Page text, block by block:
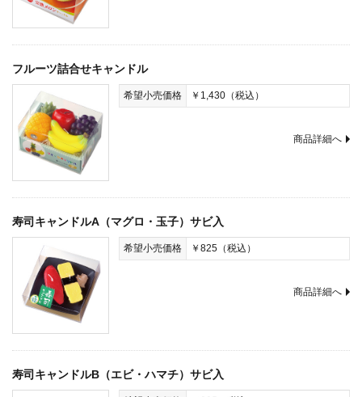
フルーツ詰合せキャンドル
希望小売価格 ￥1,430（税込）
商品詳細へ
寿司キャンドルA（マグロ・玉子）サビ入
希望小売価格 ￥825（税込）
商品詳細へ
寿司キャンドルB（エビ・ハマチ）サビ入